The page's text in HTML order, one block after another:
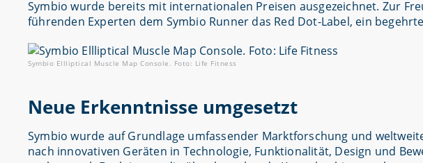
Symbio wurde bereits mit internationalen Preisen ausgezeichnet. Zur
führenden Experten dem Symbio Runner das Red Dot-Label, ein
Symbio Ellliptical Muscle Map Console. Foto: Life Fitness
Neue Erkenntnisse umgesetzt
Symbio wurde auf Grundlage umfassender Marktforschung und
nach innovativen Geräten in Technologie, Funktionalität, Design und